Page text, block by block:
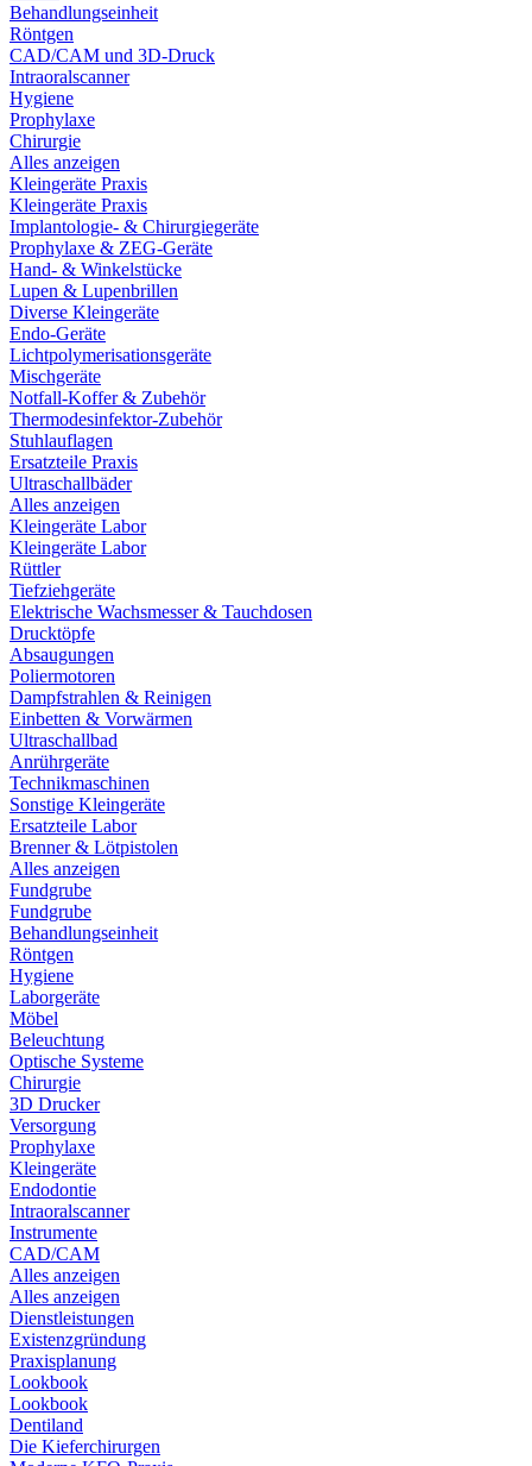
Behandlungseinheit
Röntgen
CAD/CAM und 3D-Druck
Intraoralscanner
Hygiene
Prophylaxe
Chirurgie
Alles anzeigen
Kleingeräte Praxis
Kleingeräte Praxis
Implantologie- & Chirurgiegeräte
Prophylaxe & ZEG-Geräte
Hand- & Winkelstücke
Lupen & Lupenbrillen
Diverse Kleingeräte
Endo-Geräte
Lichtpolymerisationsgeräte
Mischgeräte
Notfall-Koffer & Zubehör
Thermodesinfektor-Zubehör
Stuhlauflagen
Ersatzteile Praxis
Ultraschallbäder
Alles anzeigen
Kleingeräte Labor
Kleingeräte Labor
Rüttler
Tiefziehgeräte
Elektrische Wachsmesser & Tauchdosen
Drucktöpfe
Absaugungen
Poliermotoren
Dampfstrahlen & Reinigen
Einbetten & Vorwärmen
Ultraschallbad
Anrührgeräte
Technikmaschinen
Sonstige Kleingeräte
Ersatzteile Labor
Brenner & Lötpistolen
Alles anzeigen
Fundgrube
Fundgrube
Behandlungseinheit
Röntgen
Hygiene
Laborgeräte
Möbel
Beleuchtung
Optische Systeme
Chirurgie
3D Drucker
Versorgung
Prophylaxe
Kleingeräte
Endodontie
Intraoralscanner
Instrumente
CAD/CAM
Alles anzeigen
Alles anzeigen
Dienstleistungen
Existenzgründung
Praxisplanung
Lookbook
Lookbook
Dentiland
Die Kieferchirurgen